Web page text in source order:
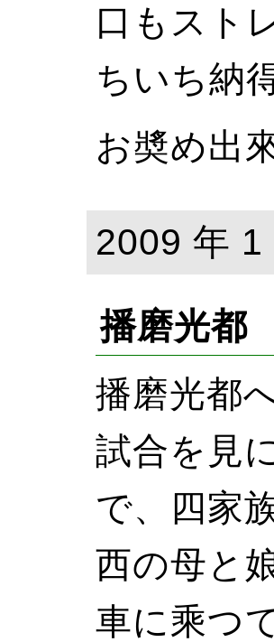
口もスト
ちいち納
お奬め出
2009 年
播磨光都
播磨光都
試合を見
で、四家
西の母と
車に乘つ